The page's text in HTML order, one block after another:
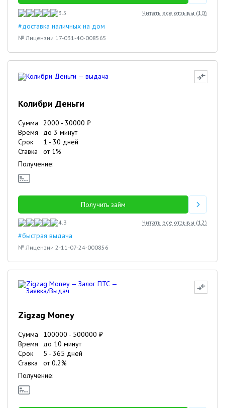
3.5 Читать все отзывы (10)
#доставка наличных на дом
№ Лицензии 17-031-40-008565
Колибри Деньги
Сумма 2000 - 30000 ₽
Время
до 3 минут
Срок
1 - 30 дней
Ставка
от 1%
Получение:
Получить займ
4.3 Читать все отзывы (12)
#быстрая выдача
№ Лицензии 2-11-07-24-000856
Zigzag Money
Сумма 100000 - 500000 ₽
Время
до 10 минут
Срок
5 - 365 дней
Ставка
от0.2%
Получение: